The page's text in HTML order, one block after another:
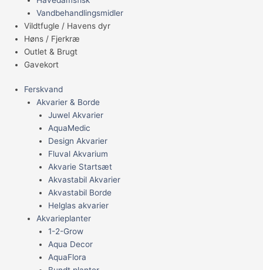
Vandbehandlingsmidler
Vildtfugle / Havens dyr
Høns / Fjerkræ
Outlet & Brugt
Gavekort
Ferskvand
Akvarier & Borde
Juwel Akvarier
AquaMedic
Design Akvarier
Fluval Akvarium
Akvarie Startsæt
Akvastabil Akvarier
Akvastabil Borde
Helglas akvarier
Akvarieplanter
1-2-Grow
Aqua Decor
AquaFlora